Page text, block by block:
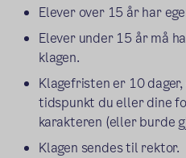
Elever over 15 år har
Elever under 15 år må
klagen.
Klagefristen er 10
tidspunkt du eller dine
karakteren (eller burde
Klagen sendes til rektor.